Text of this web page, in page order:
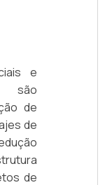
e
são
de
de
de